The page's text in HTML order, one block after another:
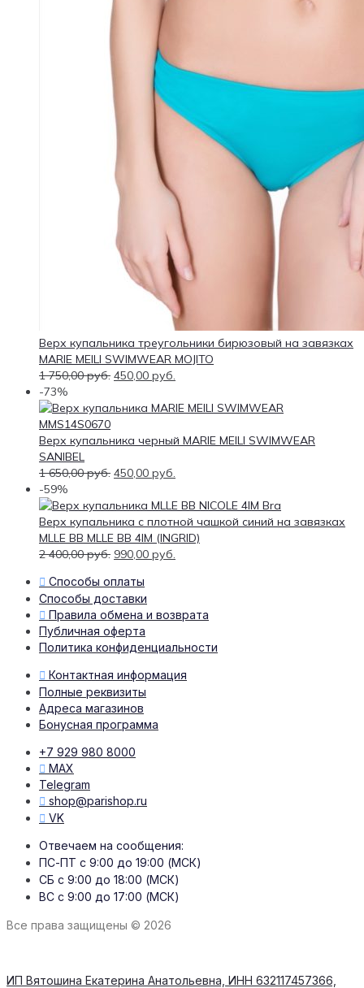
Верх купальника треугольники бирюзовый на завязках
MARIE MEILI SWIMWEAR MOJITO
1 750,00руб. 450,00 руб.
-73%
Верх купальника черный MARIE MEILI SWIMWEAR
SANIBEL
1 650,00руб. 450,00 руб.
-59%
Верх купальника с плотной чашкой синий на завязках
MLLE BB MLLE BB 4IM (INGRID)
2 400,00руб. 990,00 руб.
Способы оплаты
Способы доставки
Правила обмена и возврата
Публичная оферта
Политика конфиденциальности
Контактная информация
Полные реквизиты
Адреса магазинов
Бонусная программа
+7 929 980 8000
MAX
Telegram
shop@parishop.ru
VK
Отвечаем на сообщения:
ПС-ПТ с 9:00 до 19:00 (МСК)
СБ с 9:00 до 18:00 (МСК)
ВС с 9:00 до 17:00 (МСК)
Все права защищены © 2026
ИП Вятошина Екатерина Анатольевна, ИНН 632117457366,